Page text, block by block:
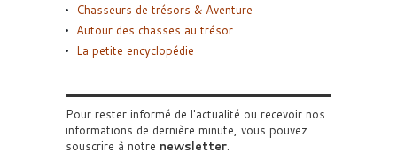
Chasseurs de trésors & Aventure
Autour des chasses au trésor
La petite encyclopédie
Pour rester informé de l'actualité ou recevoir nos
informations de dernière minute, vous pouvez
souscrire à notre newsletter.